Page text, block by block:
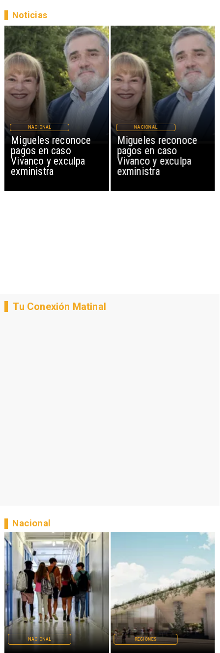
Migueles reconoce
pagos en caso
Vivanco y exculpa
exministra
NACIONAL
Migueles reconoce
pagos en caso
Vivanco y exculpa
exministra
NACIONAL
Noticias
Tu Conexión Matinal
NACIONAL REGIONES
Nacional